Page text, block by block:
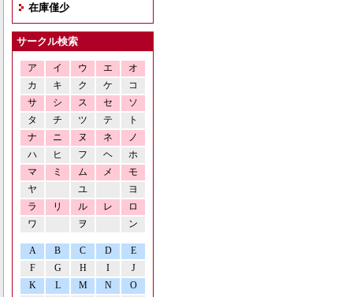
在庫僅少
サークル検索
ア イ ウ エ
オ
カ
キ ク ケ
コ
サ
シ ス セ
ソ
タ
チ ツ テ
ト
ナ
ニ ヌ ネ
ノ
ハ
ヒ フ ヘ
ホ
マ
ミ ム メ
モ
ヤ
ユ
ヨ
ラ
リ ル レ
ロ
ワ
ヲ ン
A B C D
E
F
G H I
J
K
L M N O